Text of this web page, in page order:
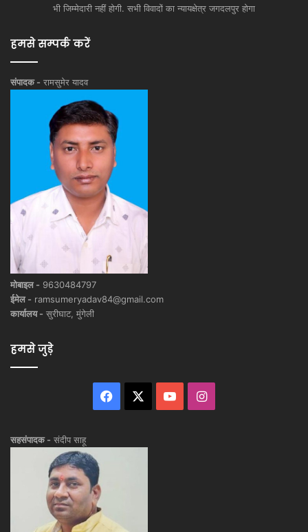
भी जिम्मेदारी नहीं होगी. सभी विवादों का न्यायक्षेत्र जगदलपुर होगा
हमसे सम्पर्क करें
संपादक - रामसुमेर यादव
मोबाइल - 9630484797
ईमेल - ramsumeryadav84@gmail.com
कार्यालय - सुरीघाट, मुंगेली
हमसे जुड़े
Facebook YouTubeInstagram
सहसंपादक - संदीप साहू